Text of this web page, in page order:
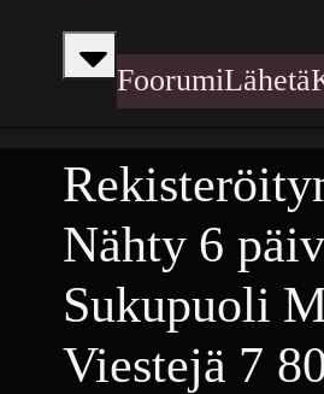
FoorumiLähetä
Nähty 6
Sukupuoli
Viestejä 7